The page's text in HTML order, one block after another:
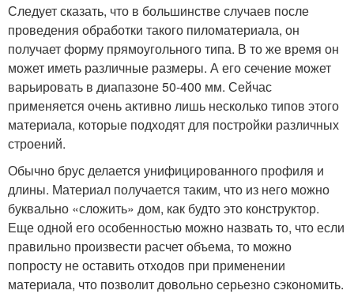
Следует сказать, что в большинстве случаев после
проведения обработки такого пиломатериала, он
получает форму прямоугольного типа. В то же время он
может иметь различные размеры. А его сечение может
варьировать в диапазоне 50-400 мм. Сейчас
применяется очень активно лишь несколько типов этого
материала, которые подходят для постройки различных
строений.
Обычно брус делается унифицированного профиля и
длины. Материал получается таким, что из него можно
буквально «сложить» дом, как будто это конструктор.
Еще одной его особенностью можно назвать то, что если
правильно произвести расчет объема, то можно
попросту не оставить отходов при применении
материала, что позволит довольно серьезно сэкономить.